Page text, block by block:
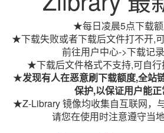
★每日凌晨5点下载
★下载失败或者下载后文件打不开,
前往用户中心->下载记
★下载后文件格式不支持,可自
★发现有人在恶意刷下载额度,全站
保护,以保证用户能
★Z-Library 镜像均收集自互联网，
请您在使用时注意遵守当